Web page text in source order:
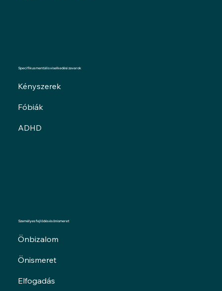
Specifikus mentális viselkedési zavarok
Kényszerek
Fóbiák
ADHD
Személyes fejlődés és önismeret
Önbizalom
Önismeret
Elfogadás